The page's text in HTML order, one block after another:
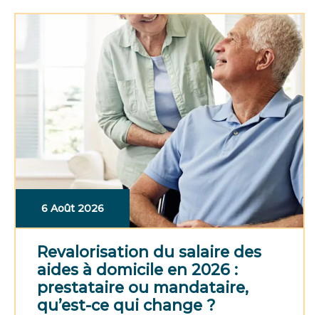
Revalorisation du salaire des
aides à domicile en 2026 :
prestataire ou mandataire,
qu’est-ce qui change ?
6 Août 2026